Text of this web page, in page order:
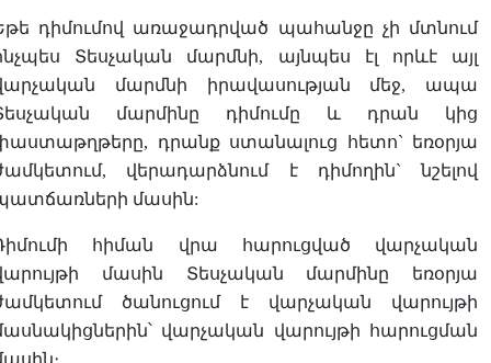
դիմումով առաջադրված պահանջը չի մտնում
Տեսչական մարմնի, այնպես էլ որևէ այլ
մարմնի իրավասության մեջ, ապա
մարմինը դիմումը և դրան կից
դրանք ստանալուց հետո` եռօրյա
վերադարձնում է դիմողին` նշելով
մասին:
հիման վրա հարուցված վարչական
մասին Տեսչական մարմինը եռօրյա
ծանուցում է վարչական վարույթի
վարչական վարույթի հարուցման